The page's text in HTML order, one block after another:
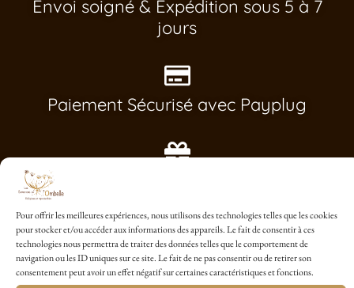
Pour offrir les meilleures expériences, nous utilisons des technologies telles que les cookies
pour stocker et/ou accéder aux informations des appareils. Le fait de consentir à ces
technologies nous permettra de traiter des données telles que le comportement de
navigation ou les ID uniques sur ce site. Le fait de ne pas consentir ou de retirer son
consentement peut avoir un effet négatif sur certaines caractéristiques et fonctions.
Envoi soigné & Expédition sous 5 à 7
jours
Paiement Sécurisé avec Payplug
1 sachet cadeau dés 20€ d'achat